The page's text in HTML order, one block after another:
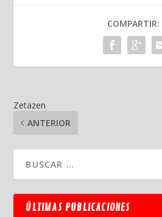
COMPARTIR:
Zetazen
ANTERIOR
ÚLTIMAS PUBLICACIONES